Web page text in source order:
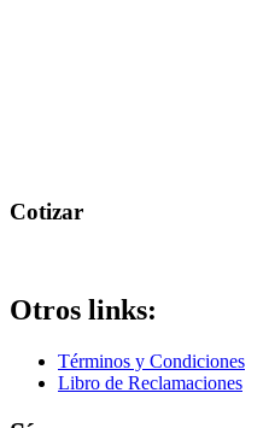
Cotizar
Otros links:
Términos y Condiciones
Libro de Reclamaciones